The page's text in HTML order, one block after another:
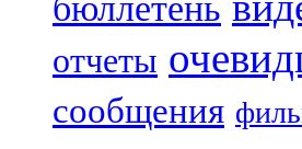
бюллетень
отчеты
сообщения